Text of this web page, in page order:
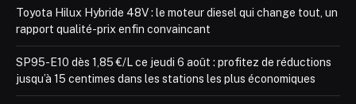
Toyota Hilux Hybride 48V : le moteur diesel qui change tout, un
rapport qualité-prix enfin convaincant
SP95-E10 dès 1,85 €/L ce jeudi 6 août : profitez de réductions
jusqu’à 15 centimes dans les stations les plus économiques